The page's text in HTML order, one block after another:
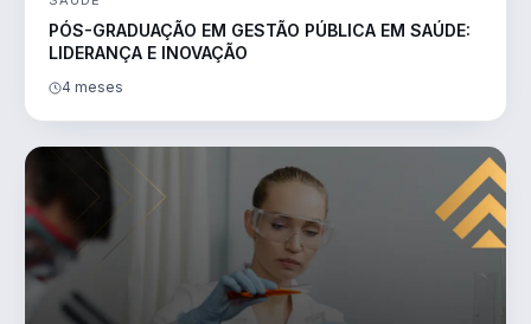
PÓS-GRADUAÇÃO EM GESTÃO PÚBLICA EM SAÚDE:
LIDERANÇA E INOVAÇÃO
4 meses